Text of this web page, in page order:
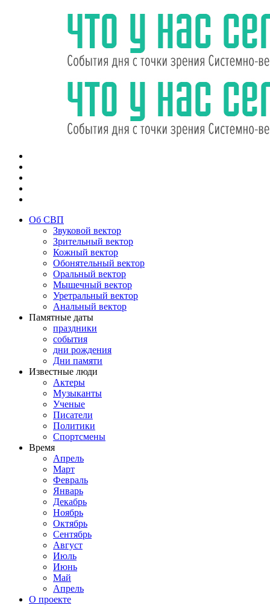
Об СВП
Звуковой вектор
Зрительный вектор
Кожный вектор
Обонятельный вектор
Оральный вектор
Мышечный вектор
Уретральный вектор
Анальный вектор
Памятные даты
праздники
события
дни рождения
Дни памяти
Известные люди
Актеры
Музыканты
Ученые
Писатели
Политики
Спортсмены
Время
Апрель
Март
Февраль
Январь
Декабрь
Ноябрь
Октябрь
Сентябрь
Август
Июль
Июнь
Май
Апрель
О проекте